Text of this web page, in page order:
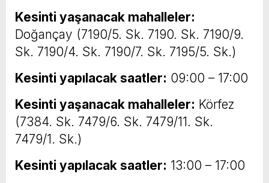
Kesinti yaşanacak mahalleler:
Doğançay (7190/5. Sk. 7190. Sk. 7190/9.
Sk. 7190/4. Sk. 7190/7. Sk. 7195/5. Sk.)
Kesinti yapılacak saatler: 09:00 – 17:00
Kesinti yaşanacak mahalleler: Körfez
(7384. Sk. 7479/6. Sk. 7479/11. Sk.
7479/1. Sk.)
Kesinti yapılacak saatler: 13:00 – 17:00